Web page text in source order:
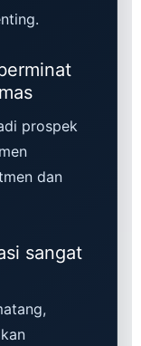
prospek
dan
sangat